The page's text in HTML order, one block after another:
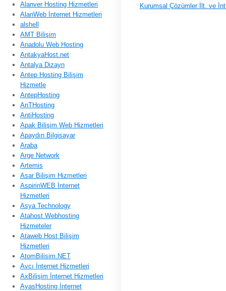
Kurumsal Çözümler İlt. ve
Alanver Hosting Hizmetleri
AlanWeb İnternet Hizmetleri
alshell
AMT Bilişim
Anadolu Web Hosting
AntakyaHost.net
Antalya Dizayn
Antep Hosting Bilişim
Hizmetle
AntepHosting
AnTHosting
AntiHosting
Apak Bilişim Web Hizmetleri
Apaydın Bilgisayar
Araba
Arge Network
Artemis
Asar Bilişim Hizmetleri
AspirinWEB İnternet
Hizmetleri
Asya Technology
Atahost Webhosting
Hizmeteler
Ataweb Host Bilişim
Hizmetleri
AtomBilisim.NET
Avcı İnternet Hizmetleri
AxBilişim İnternet Hizmetleri
AyasHosting İnternet